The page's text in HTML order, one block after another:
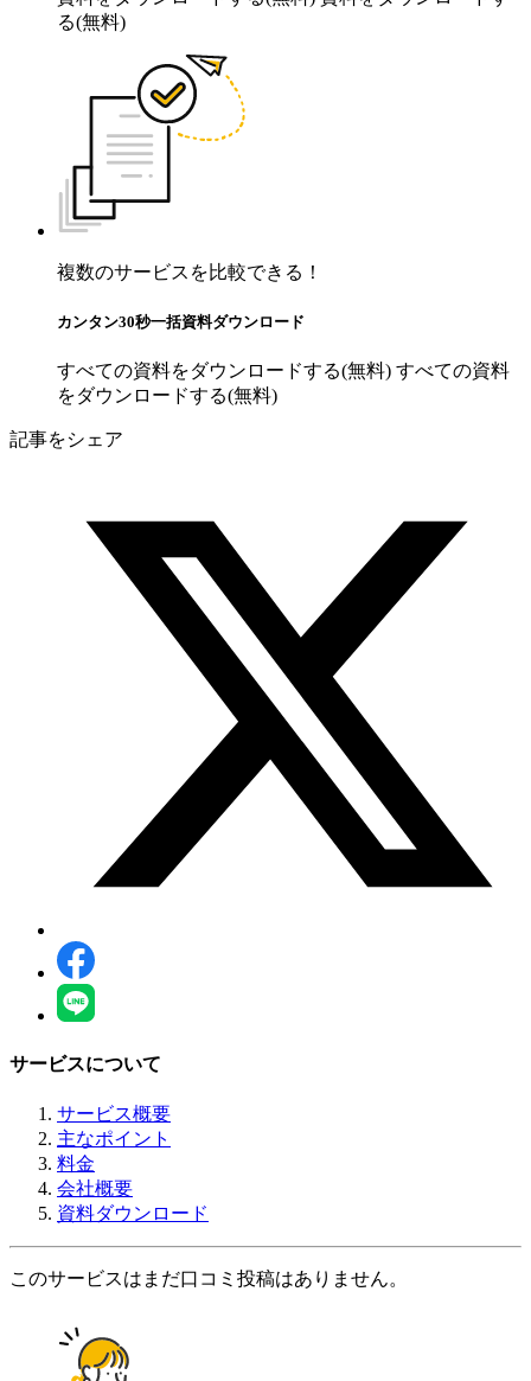
る(無料)
複数のサービスを比較できる！
カンタン30秒一括資料ダウンロード
すべての資料をダウンロードする(無料) すべての資料
をダウンロードする(無料)
記事をシェア
サービスについて
サービス概要
主なポイント
料金
会社概要
資料ダウンロード
このサービスはまだ口コミ投稿はありません。